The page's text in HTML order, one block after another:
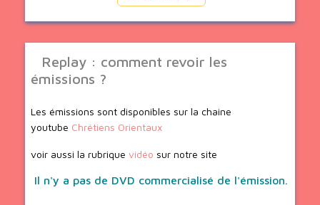
Replay : comment revoir les
émissions ?
Les émissions sont disponibles sur la chaine
youtube Chrétiens Orientaux
voir aussi la rubrique vidéo sur notre site
Il n'y a pas de DVD commercialisé de l'émission.